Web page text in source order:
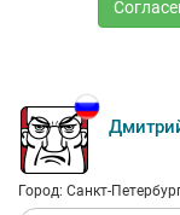
Город: Санкт-